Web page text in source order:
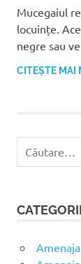
Mucegaiul
locuințe.
negre sau
CITEȘTE MAI
ă
u
CATEGORII